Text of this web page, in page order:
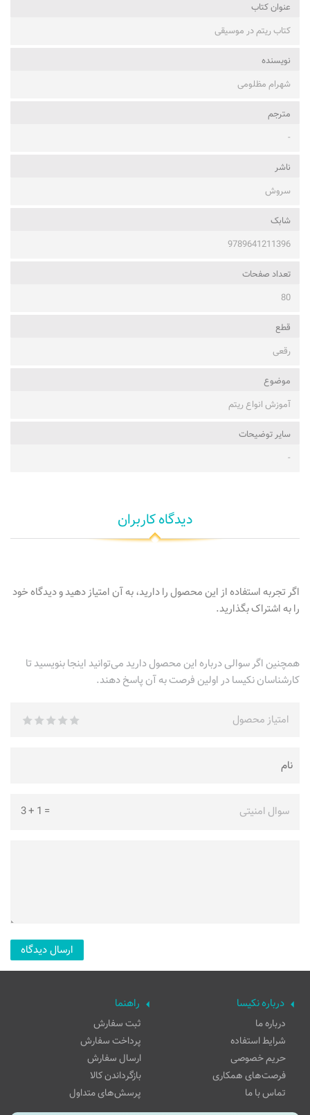
عنوان کتاب
کتاب ریتم در موسیقی
نویسنده
شهرام مظلومی
مترجم
-
ناشر
سروش
شابک
9789641211396
تعداد صفحات
80
قطع
رقعی
موضوع
آموزش انواع ریتم
ساير توضيحات
-
دیدگاه کاربران
اگر تجربه استفاده از این محصول را دارید، به آن امتیاز دهید و دیدگاه خود
را به اشتراک بگذارید.
همچنین اگر سوالی درباره این محصول دارید می‌توانید اینجا بنویسید تا
کارشناسان نکیسا در اولین فرصت به آن پاسخ دهند.
امتیاز محصول
سوال امنیتی =
1
+
3
درباره نکیسا
درباره ما
شرایط استفاده
حریم خصوصی
فرصت‌های همکاری
تماس با ما
راهنما
ثبت سفارش
پرداخت سفارش
ارسال سفارش
بازگرداندن کالا
پرسش‌های متداول